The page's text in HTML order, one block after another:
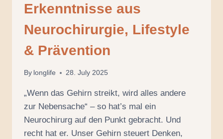
Erkenntnisse aus
Neurochirurgie, Lifestyle
& Prävention
By longlife 28. July 2025
„Wenn das Gehirn streikt, wird alles andere
zur Nebensache“ – so hat’s mal ein
Neurochirurg auf den Punkt gebracht. Und
recht hat er. Unser Gehirn steuert Denken,